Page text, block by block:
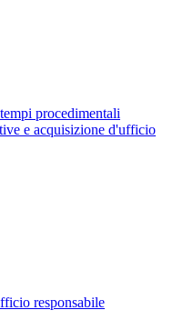
procedimentali
e acquisizione d'ufficio
responsabile